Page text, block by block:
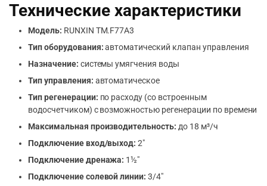
Технические характеристики
Модель: RUNXIN TM.F77A3
Тип оборудования:автоматический клапан управления
Назначение: системы умягчения воды
Тип управления: автоматическое
Тип регенерации: по расходу (со встроенным
водосчетчиком) с возможностью регенерации по времени
Максимальная производительность: до 18 м³/ч
Подключение вход/выход: 2″
Подключение дренажа: 1½″
Подключение солевой линии: 3/4″